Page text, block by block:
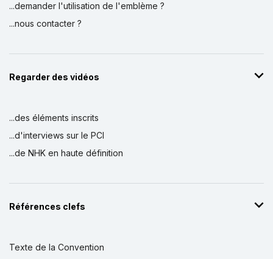
...demander l'utilisation de l'emblème ?
...nous contacter ?
Regarder des vidéos
...des éléments inscrits
...d'interviews sur le PCI
...de NHK en haute définition
Références clefs
Texte de la Convention